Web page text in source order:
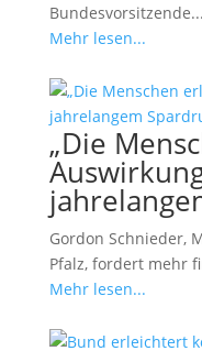
Bundesvorsitzende...
Mehr lesen...
„Die
Gordon Schnieder,
Pfalz, fordert mehr
Mehr lesen...